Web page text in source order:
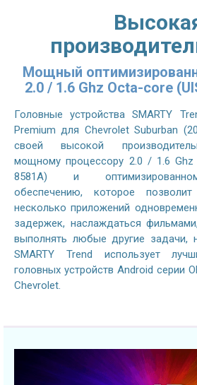
Мощный
2.0 / 1.6 Ghz Octa-core
Головные устройства SMARTY
Premium для Chevrolet Suburban
своей высокой
мощному процессору 2.0 / 1.6 Ghz
8581A) и
обеспечению, которое
несколько приложений
задержек, наслаждаться
выполнять любые другие задачи,
SMARTY Trend использует
головных устройств Android серии
Chevrolet.